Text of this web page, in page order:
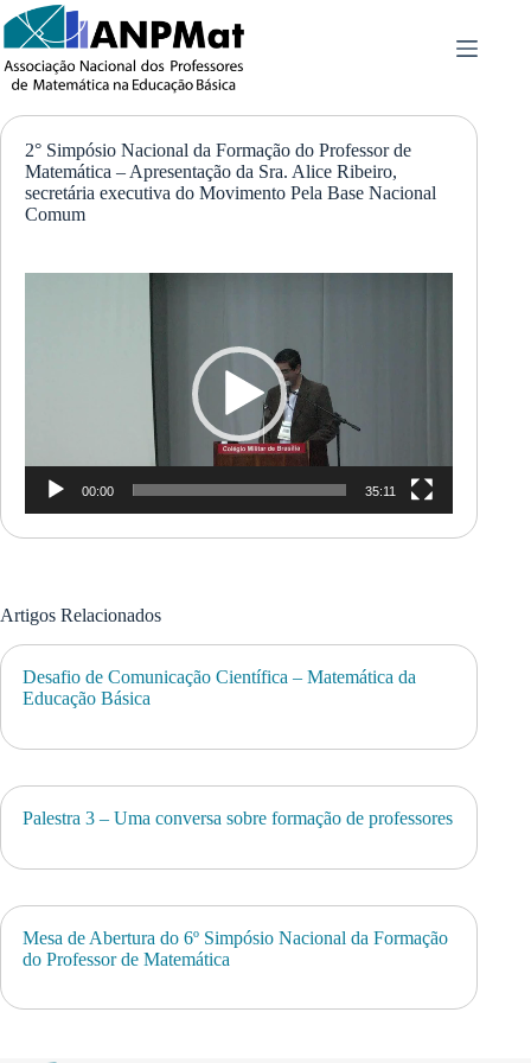
Pular
para
o
conteúdo
2° Simpósio Nacional da Formação do Professor de
Matemática – Apresentação da Sra. Alice Ribeiro,
secretária executiva do Movimento Pela Base Nacional
Comum
00:00 35:11
Artigos Relacionados
Desafio de Comunicação Científica – Matemática da
Educação Básica
Palestra 3 – Uma conversa sobre formação de professores
Mesa de Abertura do 6º Simpósio Nacional da Formação
do Professor de Matemática